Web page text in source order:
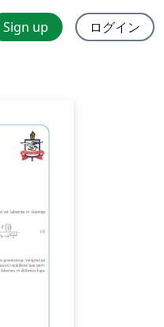
Sign up ログイン